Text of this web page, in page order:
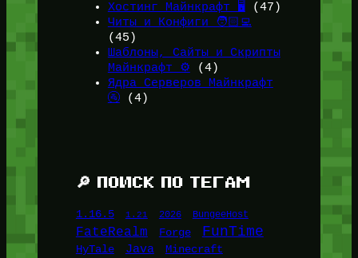
Хостинг Майнкрафт 🖥️ (47)
Читы и Конфиги 🧑🏻‍💻
(45)
Шаблоны, Сайты и Скрипты
Майнкрафт ⚙️ (4)
Ядра Серверов Майнкрафт
🚰(4)
🔎 ПОИСК ПО ТЕГАМ
1.16.5 1.21 2026 BungeeHost
FateRealm Forge FunTime
HyTale Java Minecraft